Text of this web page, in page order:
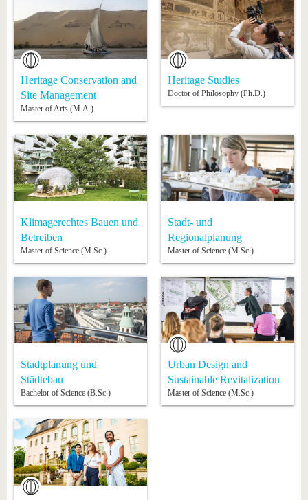
Heritage Conservation and
Site Management
Master of Arts (M.A.)
Heritage Studies
Doctor of Philosophy (Ph.D.)
Klimagerechtes Bauen und
Betreiben
Master of Science (M.Sc.)
Stadt- und
Regionalplanung
Master of Science (M.Sc.)
Stadtplanung und
Städtebau
Bachelor of Science (B.Sc.)
Urban Design and
Sustainable Revitalization
Master of Science (M.Sc.)